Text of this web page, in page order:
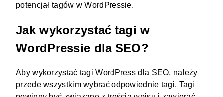
potencjał tagów w WordPressie.
Jak wykorzystać tagi w
WordPressie dla SEO?
Aby wykorzystać tagi WordPress dla SEO, należy
przede wszystkim wybrać odpowiednie tagi. Tagi